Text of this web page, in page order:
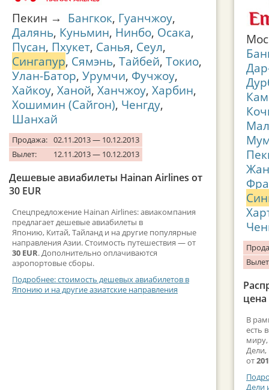
Пекин → Бангкок, Гуанчжоу,
Далянь, Куньмин, Нинбо, Осака,
Пусан, Пхукет, Санья, Сеул,
Сингапур, Сямэнь, Тайбей, Токио,
Улан-Батор, Урумчи, Фучжоу,
Хайкоу, Ханой, Ханчжоу, Харбин,
Хошимин (Сайгон), Ченгду,
Шанхай
Продажа: 02.11.2013 — 10.12.2013
Вылет:
12.11.2013 — 10.12.2013
Дешевые авиабилеты Hainan Airlines от
30 EUR
Спецпредложение Hainan Airlines: авиакомпания
предлагает дешевые авиабилеты в
Японию, Китай, Тайланд и на другие популярные
направления Азии. Стоимость путешествия — от
30 EUR. Дополнительно оплачиваются
аэропортовые сборы.
Подробнее: стоимость дешевых авиабилетов в
Японию и на другие азиатские направления
цена
В
есть
миру,
Дели,
от
Дели